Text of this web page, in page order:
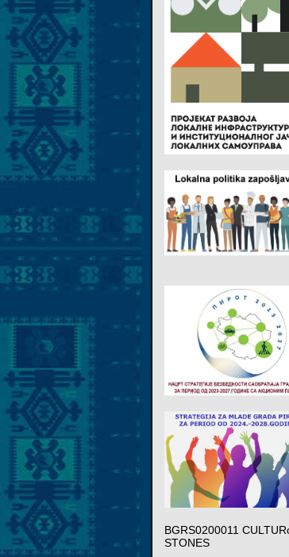
BGRS0200011
STONES